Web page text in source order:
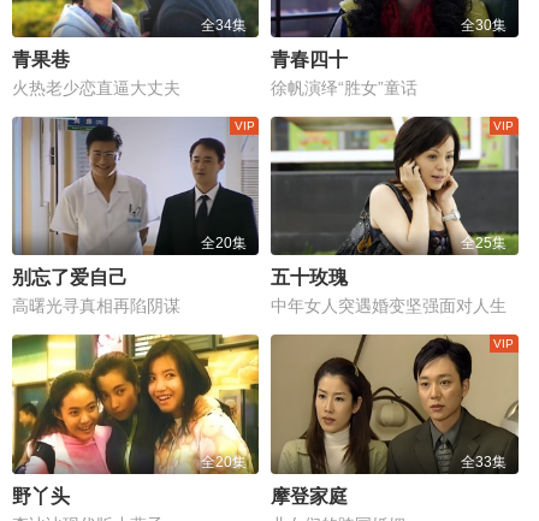
全34集
青果巷
火热老少恋直逼大丈夫
全30集
青春四十
徐帆演绎“胜女”童话
全20集
别忘了爱自己
高曙光寻真相再陷阴谋
全25集
五十玫瑰
中年女人突遇婚变坚强面对人生
全20集
野丫头
全33集
摩登家庭